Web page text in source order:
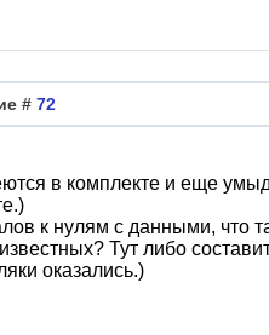
# 72
в комплекте и еще
к нулям с данными, что
Тут либо
оказались.)